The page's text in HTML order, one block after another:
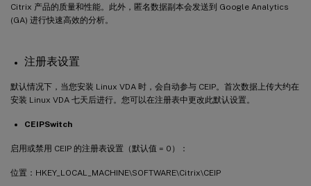
Citrix 产品的质量和性能。此外，匿名数据副本会发送到 Google Analytics
(GA) 进行快速高效的分析。
注册表设置
默认情况下，当您安装 Linux VDA 时，会自动参与 CEIP。首次数据上传大约在
安装 Linux VDA 七天后进行。您可以在注册表中更改此默认设置。
CEIPSwitch
启用或禁用 CEIP 的注册表设置（默认值 = 0）：
位置：HKEY_LOCAL_MACHINE\SOFTWARE\Citrix\CEIP